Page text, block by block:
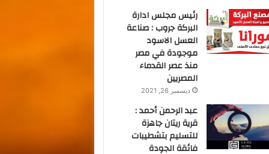
رئيس مجلس ادارة
البركة جروب : صناعة
العسل الاسود
موجودة في مصر
منذ عصر القدماء
المصريين
ديسمبر 26, 2021
عبد الرحمن أحمد :
قرية ريتان جاهزة
للتسليم بتشطيبات
فائقة الجودة